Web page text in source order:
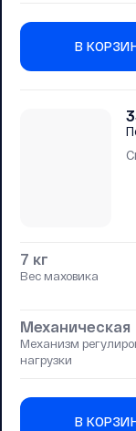
В
7 кг
Вес маховика
Механическая
Механизм
нагрузки
В